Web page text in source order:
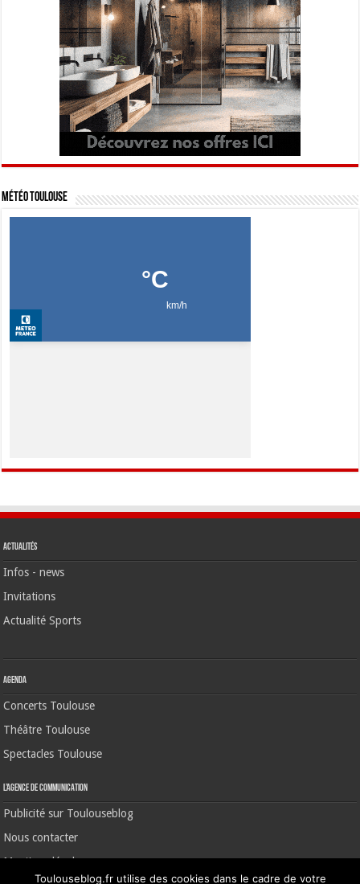
Météo Toulouse
Actualités
Infos - news
Invitations
Actualité Sports
Agenda
Concerts Toulouse
Théâtre Toulouse
Spectacles Toulouse
L’agence de communication
Publicité sur Toulouseblog
Nous contacter
Mentions légales
Toulouseblog.fr utilise des cookies dans le cadre de votre